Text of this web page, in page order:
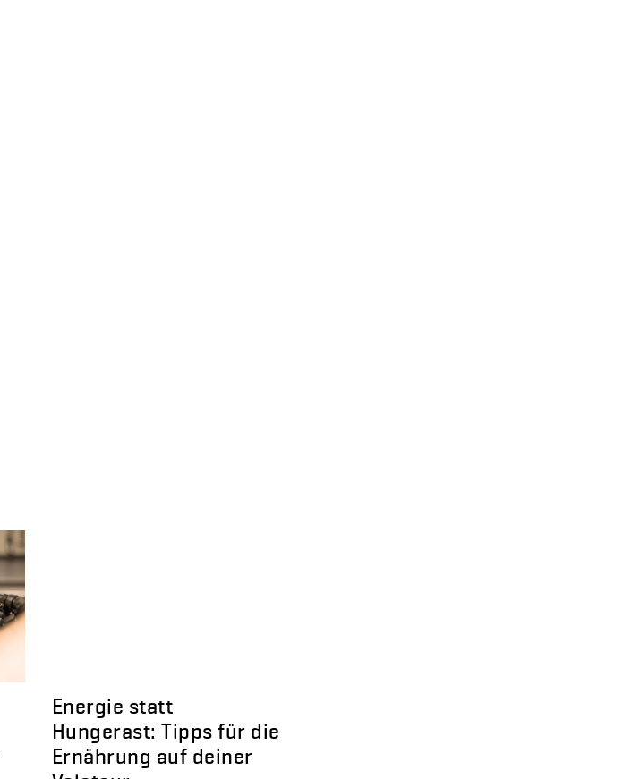
Energie statt
Hungerast: Tipps für die
Ernährung auf deiner